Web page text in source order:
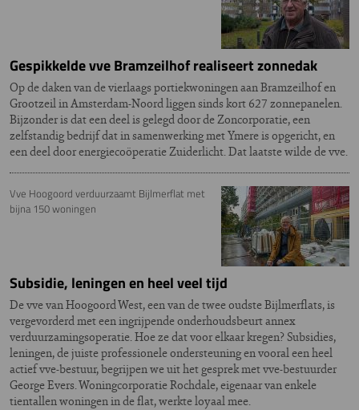
Gespikkelde vve Bramzeilhof realiseert zonnedak
Op de daken van de vierlaags portiekwoningen aan Bramzeilhof en
Grootzeil in Amsterdam-Noord liggen sinds kort 627 zonnepanelen.
Bijzonder is dat een deel is gelegd door de Zoncorporatie, een
zelfstandig bedrijf dat in samenwerking met Ymere is opgericht, en
een deel door energiecoöperatie Zuiderlicht. Dat laatste wilde de vve.
Vve Hoogoord verduurzaamt Bijlmerflat met
bijna 150 woningen
Subsidie, leningen en heel veel tijd
De vve van Hoogoord West, een van de twee oudste Bijlmerflats, is
vergevorderd met een ingrijpende onderhoudsbeurt annex
verduurzamingsoperatie. Hoe ze dat voor elkaar kregen? Subsidies,
leningen, de juiste professionele ondersteuning en vooral een heel
actief vve-bestuur, begrijpen we uit het gesprek met vve-bestuurder
George Evers. Woningcorporatie Rochdale, eigenaar van enkele
tientallen woningen in de flat, werkte loyaal mee.